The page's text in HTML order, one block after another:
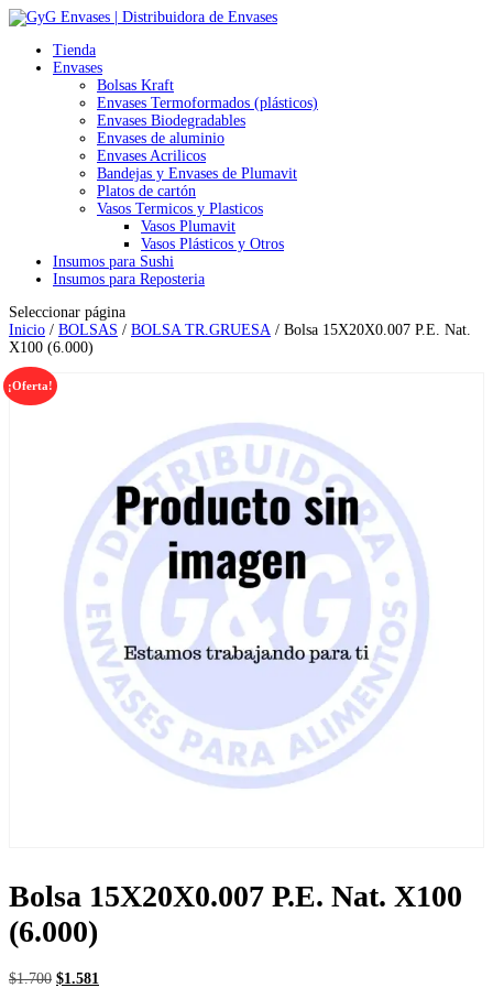
Tienda
Envases
Bolsas Kraft
Envases Termoformados (plásticos)
Envases Biodegradables
Envases de aluminio
Envases Acrilicos
Bandejas y Envases de Plumavit
Platos de cartón
Vasos Termicos y Plasticos
Vasos Plumavit
Vasos Plásticos y Otros
Insumos para Sushi
Insumos para Reposteria
Seleccionar página
Inicio / BOLSAS / BOLSA TR.GRUESA / Bolsa 15X20X0.007 P.E. Nat.
X100 (6.000)
¡Oferta!
Bolsa 15X20X0.007 P.E. Nat. X100
(6.000)
$1.700 El
$1.581